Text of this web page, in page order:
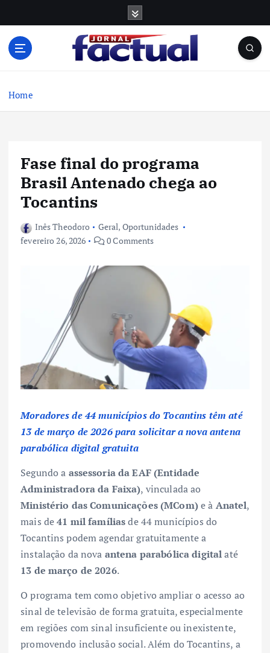
Home
Fase final do programa
Brasil Antenado chega ao
Tocantins
Inês Theodoro Geral, Oportunidades
fevereiro 26, 2026
0 Comments
Moradores de 44 municípios do Tocantins têm até
13 de março de 2026 para solicitar a nova antena
parabólica digital gratuita
Segundo a assessoria da EAF (Entidade
Administradora da Faixa), vinculada ao
Ministério das Comunicações (MCom)e à Anatel,
mais de41 mil famíliasde 44 municípios do
Tocantins podem agendar gratuitamente a
instalação da nova antena parabólica digitalaté
13 de março de 2026.
O programa tem como objetivo ampliar o acesso ao
sinal de televisão de forma gratuita, especialmente
em regiões com sinal insuficiente ou inexistente,
promovendo inclusão social. Além do Tocantins, a